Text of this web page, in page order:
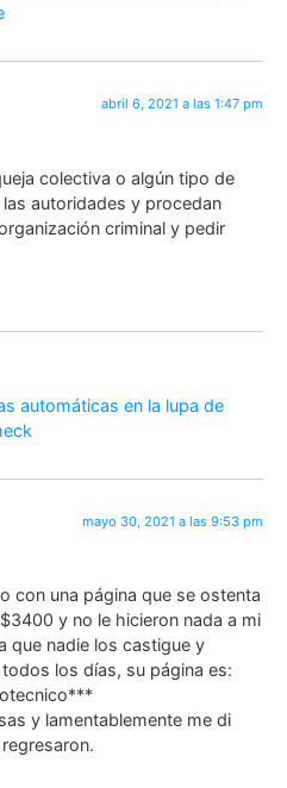
abril 6, 2021 a las 1:47 pm
colectiva o algún tipo de
autoridades y procedan
criminal y pedir
automáticas en la lupa de
mayo 30, 2021 a las 9:53 pm
con una página que se ostenta
y no le hicieron nada a mi
que nadie los castigue y
los días, su página es:
y lamentablemente me di